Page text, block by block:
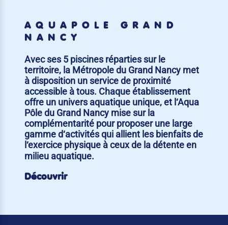
AQUAPÔLE GRAND
NANCY
Avec ses 5 piscines réparties sur le
territoire, la Métropole du Grand Nancy met
à disposition un service de proximité
accessible à tous. Chaque établissement
offre un univers aquatique unique, et l‘Aqua
Pôle du Grand Nancy mise sur la
complémentarité pour proposer une large
gamme d‘activités qui allient les bienfaits de
l‘exercice physique à ceux de la détente en
milieu aquatique.
Découvrir